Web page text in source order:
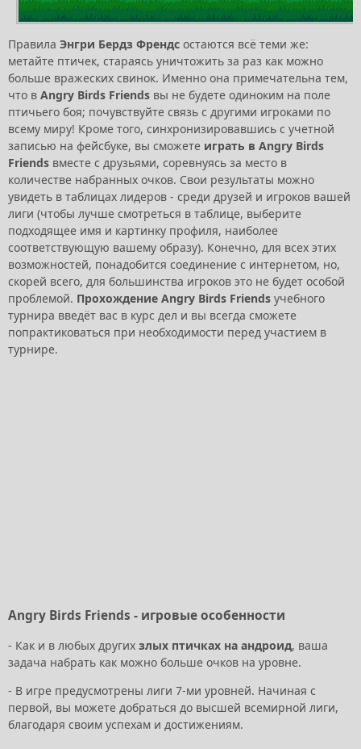
Правила Энгри Бердз Френдс остаются всё теми же:
метайте птичек, стараясь уничтожить за раз как можно
больше вражеских свинок. Именно она примечательна тем,
что в Angry Birds Friends вы не будете одиноким на поле
птичьего боя; почувствуйте связь с другими игроками по
всему миру! Кроме того, синхронизировавшись с учетной
записью на фейсбуке, вы сможете играть в Angry Birds
Friends вместе с друзьями, соревнуясь за место в
количестве набранных очков. Свои результаты можно
увидеть в таблицах лидеров - среди друзей и игроков вашей
лиги (чтобы лучше смотреться в таблице, выберите
подходящее имя и картинку профиля, наиболее
соответствующую вашему образу). Конечно, для всех этих
возможностей, понадобится соединение с интернетом, но,
скорей всего, для большинства игроков это не будет особой
проблемой. Прохождение Angry Birds Friends учебного
турнира введёт вас в курс дел и вы всегда сможете
попрактиковаться при необходимости перед участием в
турнире.
Angry Birds Friends - игровые особенности
- Как и в любых других злых птичках на андроид, ваша
задача набрать как можно больше очков на уровне.
- В игре предусмотрены лиги 7-ми уровней. Начиная с
первой, вы можете добраться до высшей всемирной лиги,
благодаря своим успехам и достижениям.